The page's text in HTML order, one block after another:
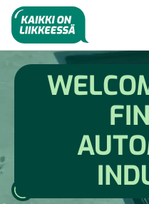
sisältöön
Etusivu
hakutermillä
Kun tuloksia tulee, voit